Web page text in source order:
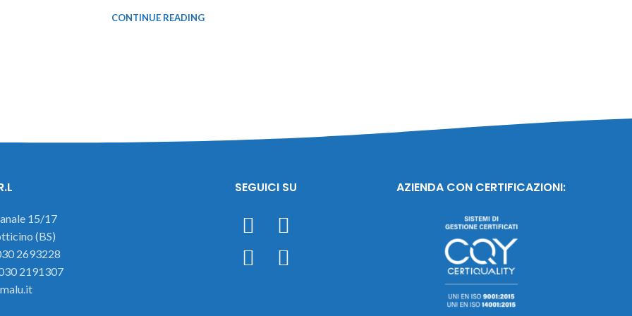
CONTINUE READING
15/17
(BS)
2693228
2191307
SEGUICI SU AZIENDA CON CERTIFICAZIONI: